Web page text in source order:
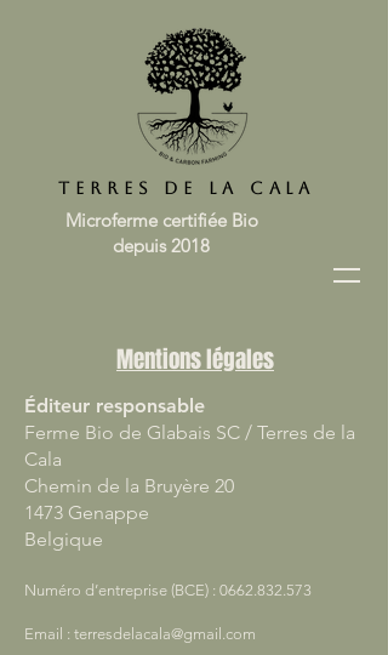
Terres de la Cala
Microferme certifiée Bio
depuis 2018
Mentions légales
Éditeur responsable
Ferme Bio de Glabais SC / Terres de la
Cala
Chemin de la Bruyère 20
1473 Genappe
Belgique
Numéro d’entreprise (BCE) : 0662.832.573
Email : terresdelacala@gmail.com